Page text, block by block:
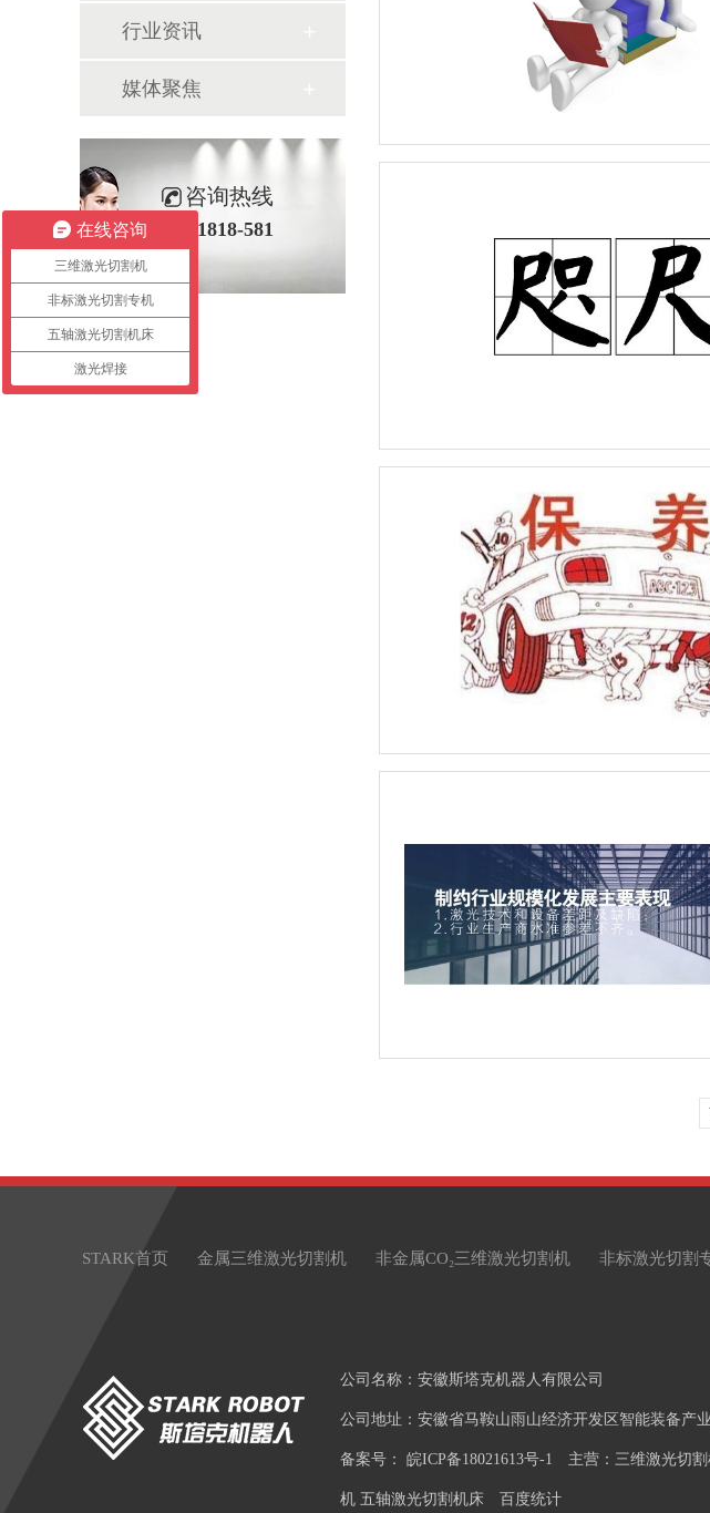
行业资讯
媒体聚焦
咨询热线
400-1818-581
STARK首页 金属三维激光切割机 非金属CO₂三维激光切割机 非标激光切割
公司名称：安徽斯塔克机器人有限公司
公司地址：安徽省马鞍山雨山经济开发区智能装备产
备案号： 皖ICP备18021613号-1 主营：三维激光切
机 五轴激光切割机床 百度统计
在线咨询
三维激光切割机
非标激光切割专机
五轴激光切割机床
激光焊接